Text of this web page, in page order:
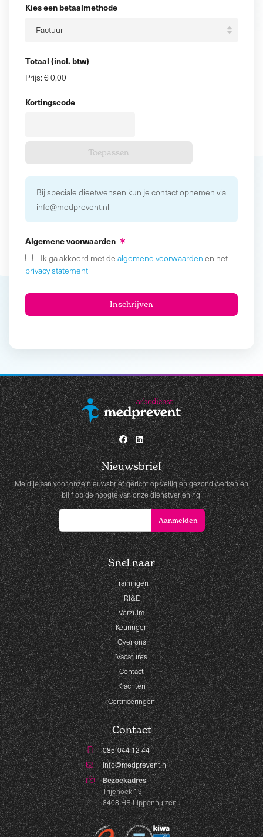
Kies een betaalmethode
Totaal (incl. btw)
Prijs: € 0,00
Kortingscode
Bij speciale dieetwensen kun je contact opnemen via
info@medprevent.nl
Algemene voorwaarden
Ik ga akkoord met de algemene voorwaarden en het
privacy statement
Nieuwsbrief
Meld je aan voor onze nieuwsbrief gericht op veilig en gezond werken en
blijf op de hoogte van onze dienstverlening!
Snel naar
Trainingen
RI&E
Verzuim
Keuringen
Over ons
Vacatures
Contact
Klachten
Certificeringen
Contact
085-044 12 44
info@medprevent.nl
Bezoekadres
Trijehoek 19
8408 HB Lippenhuizen